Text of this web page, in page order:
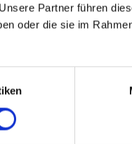
Partner führen
oder die sie im